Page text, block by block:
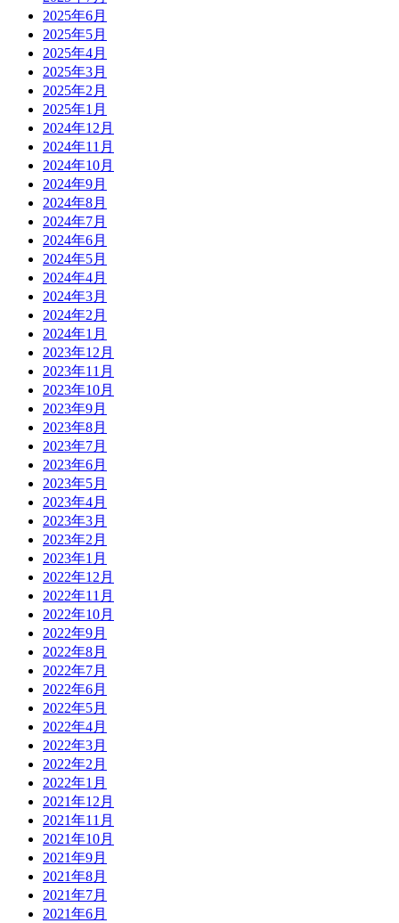
2025年6月
2025年5月
2025年4月
2025年3月
2025年2月
2025年1月
2024年12月
2024年11月
2024年10月
2024年9月
2024年8月
2024年7月
2024年6月
2024年5月
2024年4月
2024年3月
2024年2月
2024年1月
2023年12月
2023年11月
2023年10月
2023年9月
2023年8月
2023年7月
2023年6月
2023年5月
2023年4月
2023年3月
2023年2月
2023年1月
2022年12月
2022年11月
2022年10月
2022年9月
2022年8月
2022年7月
2022年6月
2022年5月
2022年4月
2022年3月
2022年2月
2022年1月
2021年12月
2021年11月
2021年10月
2021年9月
2021年8月
2021年7月
2021年6月